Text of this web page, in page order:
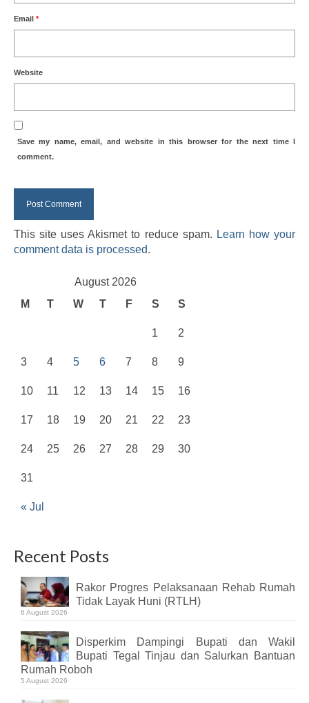
Email *
Website
Save my name, email, and website in this browser for the next time I
comment.
This site uses Akismet to reduce spam. Learn how your
comment data is processed.
August 2026
M
T W T F S S
« Jul
1 2
3 4 5 6 7 8 9
10 11 12 13 14 15 16
17 18 19 20 21 22 23
24 25 26 27 28 29 30
31
Recent Posts
Rakor Progres Pelaksanaan Rehab Rumah
Tidak Layak Huni (RTLH)
6 August 2026
Disperkim Dampingi Bupati dan Wakil
Bupati Tegal Tinjau dan Salurkan Bantuan
Rumah Roboh
5 August 2026